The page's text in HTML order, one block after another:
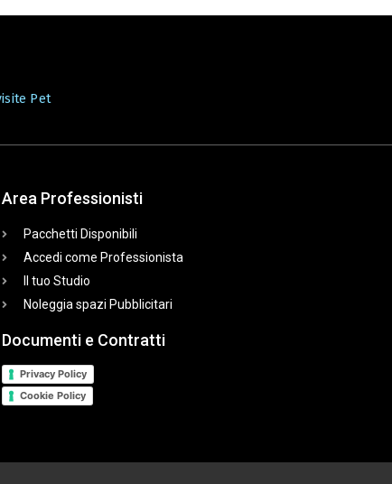
Pet
Area Professionisti
Pacchetti Disponibili
Accedi come Professionista
Il tuo Studio
Noleggia spazi Pubblicitari
Documenti e Contratti
Privacy Policy
Cookie Policy